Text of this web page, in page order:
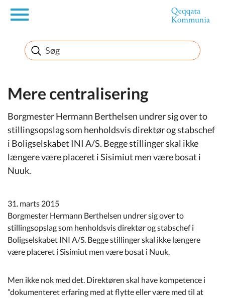
en
Borger
Erhverv
Politik
Turisme
Selvbetjening
Kommuneplan
Mere centralisering
Borgmester Hermann Berthelsen undrer sig over to
stillingsopslag som henholdsvis direktør og stabschef
i Boligselskabet INI A/S. Begge stillinger skal ikke
længere være placeret i Sisimiut men være bosat i
Nuuk.
31. marts 2015
Borgmester Hermann Berthelsen undrer sig over to
stillingsopslag som henholdsvis direktør og stabschef i
Boligselskabet INI A/S. Begge stillinger skal ikke længere
være placeret i Sisimiut men være bosat i Nuuk.
Men ikke nok med det. Direktøren skal have kompetence i
”dokumenteret erfaring med at flytte eller være med til at